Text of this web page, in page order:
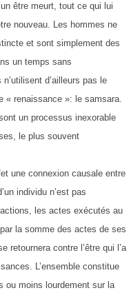
être meurt, tout ce qui lui
nouveau. Les hommes ne
et sont simplement des
un temps sans
d’ailleurs pas le
« renaissance »: le samsara.
un processus inexorable
le plus souvent
une connexion causale entre
individu n’est pas
les actes exécutés au
la somme des actes de ses
retournera contre l’être qui l’a
L’ensemble constitue
ou moins lourdement sur la